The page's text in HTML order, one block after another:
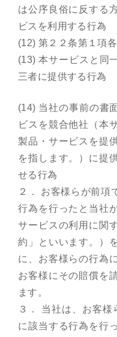
は公序良俗に反する
ビスを利用する行為
(12) 第２２条第１項
(13) 本サービスと同
三者に提供する行為
(14) 当社の事前の書
ビスを競合他社（本
製品・サービスを提
を指します。）に提
せる行為
２． お客様らが前項
行為を行ったと当社
サービスの利用に関
約」といいます。）
に、お客様らの行為
お客様にその賠償を
ます。
３． 当社は、お客
に該当する行為を行